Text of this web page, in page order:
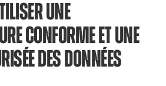
UNE
CONFORME ET UNE
DES DONNÉES